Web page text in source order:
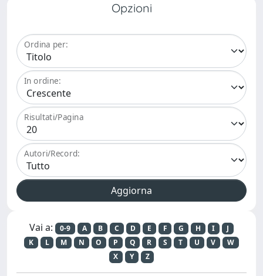
Opzioni
Ordina per:
In ordine:
Risultati/Pagina
Autori/Record:
Vai a: 0-9 A B C D E F G H I
J
K
L M N O P Q R S T U V
W
X
Y Z